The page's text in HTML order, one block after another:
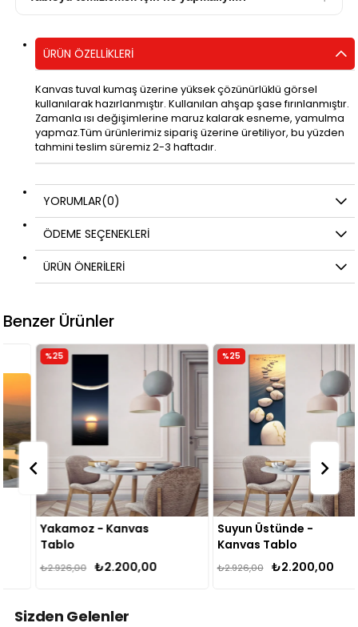
ÜRÜN ÖZELLIKLERI
Kanvas tuval kumaş üzerine yüksek çözünürlüklü görsel
kullanılarak hazırlanmıştır. Kullanılan ahşap şase fırınlanmıştır.
Zamanla ısı değişimlerine maruz kalarak esneme, yamulma
yapmaz.Tüm ürünlerimiz sipariş üzerine üretiliyor, bu yüzden
tahmini teslim süremiz 2-3 haftadır.
YORUMLAR(0)
ÖDEME SEÇENEKLERI
ÜRÜN ÖNERILERI
Benzer Ürünler
Yakamoz - Kanvas
Tablo
₺2.200,00
₺2.926,00
Suyun Üstünde -
Kanvas Tablo
₺2.200,00
₺2.926,00
%25
Sizden Gelenler